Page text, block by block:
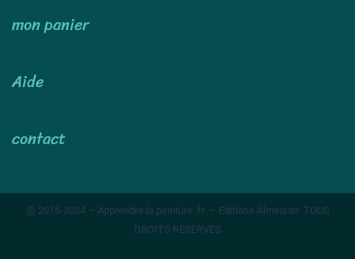
mon panier
Aide
contact
@ 2016-2024 – Apprendre la peinture .fr – Editions Almeisan TOUS
DROITS RESERVES